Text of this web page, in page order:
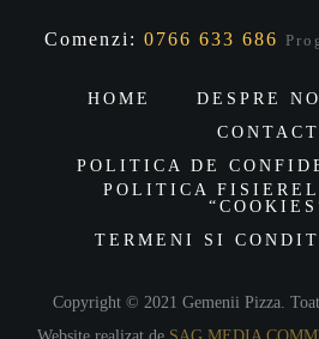
Comenzi: 0766 633 686
HOME DESPRE
CONTACT
POLITICA DE
POLITICA
TERMENI SI
Copyright © 2021 Gemenii Pizza.